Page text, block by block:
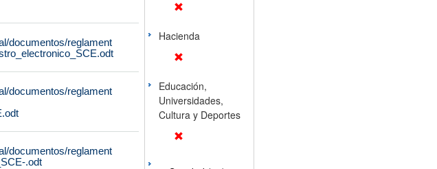
documentos/reglament
documentos/reglament
documentos/reglament
.odt
Hacienda
Educación,
Universidades,
Cultura y Deportes